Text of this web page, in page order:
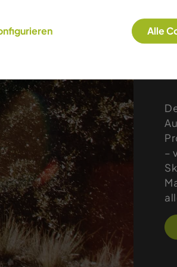
–
Alle